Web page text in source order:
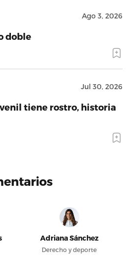
Ago 3, 2026
doble
Jul 30, 2026
tiene rostro, historia
Adriana Sánchez
Derecho y deporte